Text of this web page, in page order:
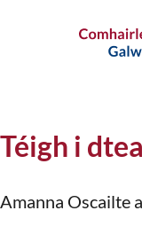
Téigh i
Amanna Oscailte